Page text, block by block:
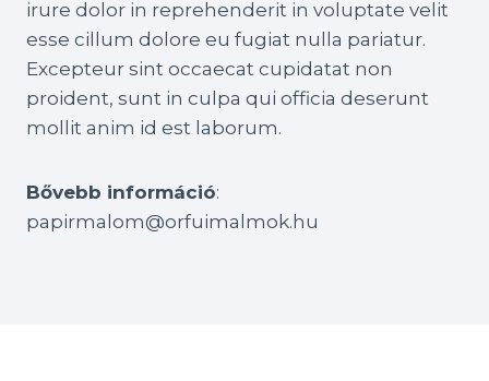
irure dolor in reprehenderit in voluptate velit
esse cillum dolore eu fugiat nulla pariatur.
Excepteur sint occaecat cupidatat non
proident, sunt in culpa qui officia deserunt
mollit anim id est laborum.
Bővebb információ:
papirmalom@orfuimalmok.hu